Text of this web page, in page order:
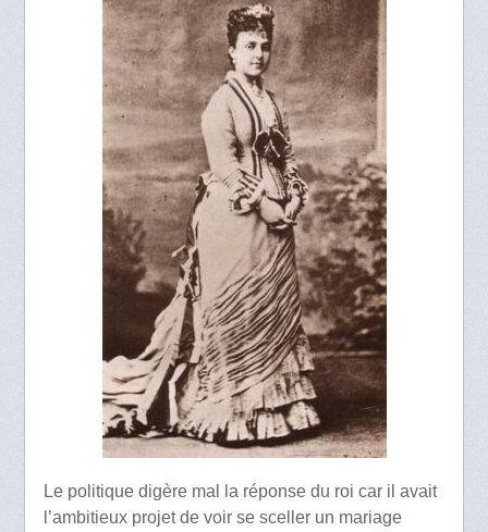
Le politique digère mal la réponse du roi car il avait
l’ambitieux projet de voir se sceller un mariage